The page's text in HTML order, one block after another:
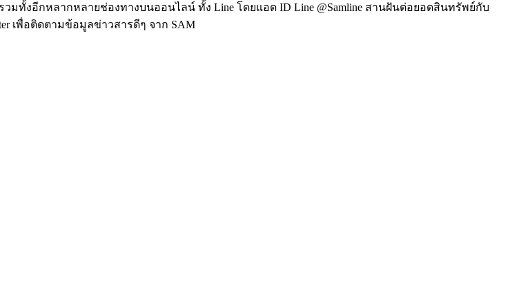
วมทั้งอีกหลากหลายช่องทางบนออนไลน์ ทั้ง Line โดยแอด ID Line @Samline สานฝันต่อยอดสินทรัพย์กับ
เพื่อติดตามข้อมูลข่าวสารดีๆ จาก SAM